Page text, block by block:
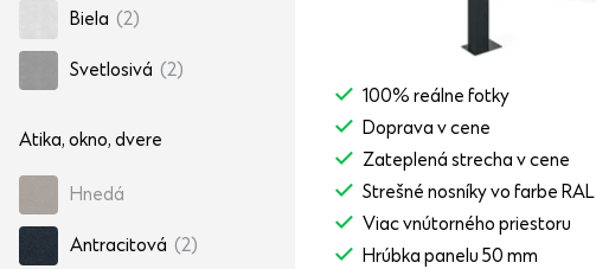
Biela (2)
Svetlosivá (2)
Atika, okno, dvere
Hnedá
Antracitová (2)
100% reálne fotky
Doprava v cene
Zateplená strecha v cene
Strešné nosníky vo farbe RAL
Viac vnútorného priestoru
Hrúbka panelu 50 mm